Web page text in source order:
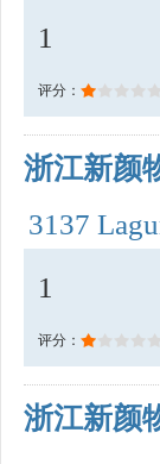
1
评分：
浙江新颜
3137
1
评分：
浙江新颜